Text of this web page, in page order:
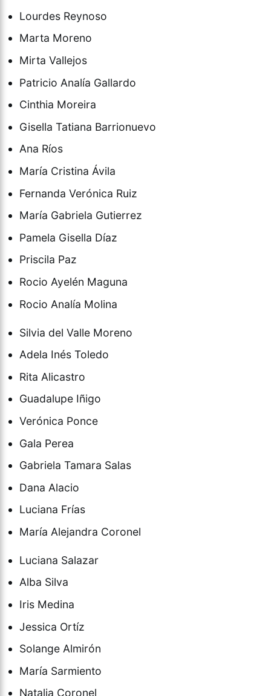
Lourdes Reynoso
Marta Moreno
Mirta Vallejos
Patricio Analía Gallardo
Cinthia Moreira
Gisella Tatiana Barrionuevo
Ana Ríos
María Cristina Ávila
Fernanda Verónica Ruiz
María Gabriela Gutierrez
Pamela Gisella Díaz
Priscila Paz
Rocio Ayelén Maguna
Rocio Analía Molina
Silvia del Valle Moreno
Adela Inés Toledo
Rita Alicastro
Guadalupe Iñigo
Verónica Ponce
Gala Perea
Gabriela Tamara Salas
Dana Alacio
Luciana Frías
María Alejandra Coronel
Luciana Salazar
Alba Silva
Iris Medina
Jessica Ortíz
Solange Almirón
María Sarmiento
Natalia Coronel